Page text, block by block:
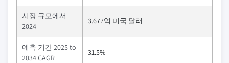
시장 규모에서
2024
3.677억 미국 달러
예측 기간 2025 to
2034 CAGR
31.5%